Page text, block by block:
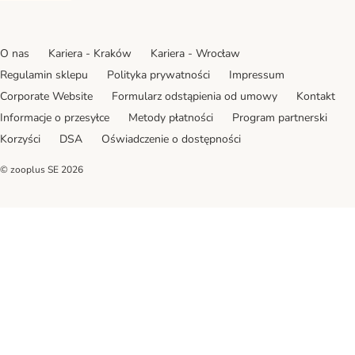
O nas Kariera - Kraków
Kariera - Wrocław
Regulamin sklepu
Polityka prywatności
Impressum
Corporate Website
Formularz odstąpienia od umowy
Kontakt
Informacje o przesyłce
Metody płatności
Program partnerski
Korzyści
DSA Oświadczenie o dostępności
© zooplus SE 2026